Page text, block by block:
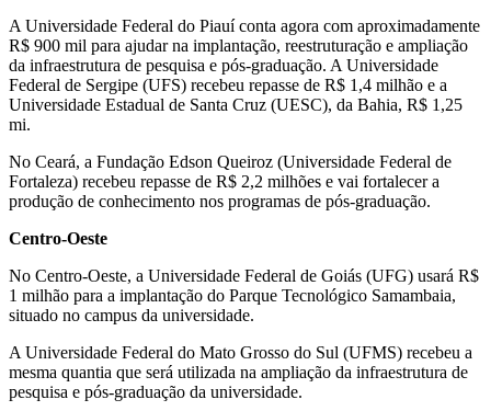
A Universidade Federal do Piauí conta agora com aproximadamente
R$ 900 mil para ajudar na implantação, reestruturação e ampliação
da infraestrutura de pesquisa e pós-graduação. A Universidade
Federal de Sergipe (UFS) recebeu repasse de R$ 1,4 milhão e a
Universidade Estadual de Santa Cruz (UESC), da Bahia, R$ 1,25
mi.
No Ceará, a Fundação Edson Queiroz (Universidade Federal de
Fortaleza) recebeu repasse de R$ 2,2 milhões e vai fortalecer a
produção de conhecimento nos programas de pós-graduação.
Centro-Oeste
No Centro-Oeste, a Universidade Federal de Goiás (UFG) usará R$
1 milhão para a implantação do Parque Tecnológico Samambaia,
situado no campus da universidade.
A Universidade Federal do Mato Grosso do Sul (UFMS) recebeu a
mesma quantia que será utilizada na ampliação da infraestrutura de
pesquisa e pós-graduação da universidade.